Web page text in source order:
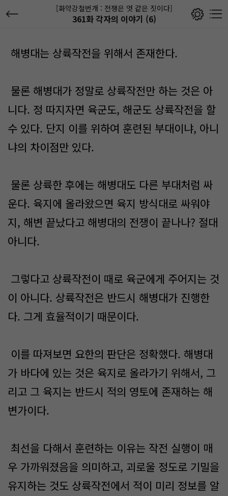
[화약강철번개 : 전쟁은 엿 같은 짓이다]
361화 각자의 이야기 (6)
해병대는 상륙작전을 위해서 존재한다.
물론 해병대가 정말로 상륙작전만 하는 것은 아
니다. 정 따지자면 육군도, 해군도 상륙작전을 할
수 있다. 단지 이를 위하여 훈련된 부대이냐, 아니
냐의 차이점만 있다.
물론 상륙한 후에는 해병대도 다른 부대처럼 싸
운다. 육지에 올라왔으면 육지 방식대로 싸워야
지, 해변 끝났다고 해병대의 전쟁이 끝나나? 절대
아니다.
그렇다고 상륙작전이 때로 육군에게 주어지는 것
이 아니다. 상륙작전은 반드시 해병대가 진행한
다. 그게 효율적이기 때문이다.
이를 따져보면 요한의 판단은 정확했다. 해병대
가 바다에 있는 것은 육지로 올라가기 위해서, 그
리고 그 육지는 반드시 적의 영토에 존재하는 해
변가이다.
최선을 다해서 훈련하는 이유는 작전 실행이 매
우 가까워졌음을 의미하고, 괴로울 정도로 기밀을
유지하는 것도 상륙작전에서 적이 미리 정보를 알